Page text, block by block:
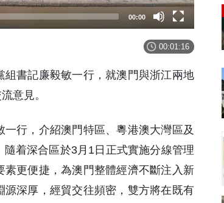
00:00
00:01:16
書記廉毅敏一行，就澳門與浙江兩地
意見。
行，介紹澳門特區、粵港澳大灣區及
着深合區於3月1日正式實施分線管理
更便捷，為澳門整體經濟不斷注入新
深厚，經貿交往頻密，雙方將在既有